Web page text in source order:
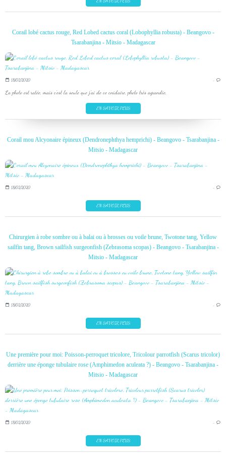
Corail lobé cactus rouge, Red Lobed cactus coral (Lobophyllia robusta) - Beangovo -
Tsarabanjina - Mitsio - Madagascar
18/02/2020 …
La photo est ratée, mais c'est la seule que j'ai de ce cnidaire, photo très agrandie.
EN SAVOIR PLUS
Corail mou Alcyonaire épineux (Dendronephthya hemprichi) - Beangovo - Tsarabanjina -
Mitsio - Madagascar
18/02/2020 …
EN SAVOIR PLUS
Chirurgien à robe sombre ou à balai ou à brosses ou voile brune, Twotone tang, Yellow
sailfin tang, Brown sailfish surgeonfish (Zebrasoma scopas) - Beangovo - Tsarabanjina -
Mitsio - Madagascar
18/02/2020 …
EN SAVOIR PLUS
Une première pour moi: Poisson-perroquet tricolore, Tricolour parrotfish (Scarus tricolor)
derrière une éponge tubulaire rose (Amphimedon aculeata ?) - Beangovo - Tsarabanjina -
Mitsio - Madagascar
18/02/2020 …
EN SAVOIR PLUS